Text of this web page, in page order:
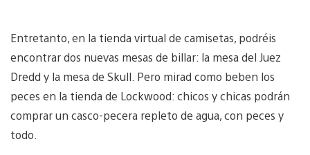
Entretanto, en la tienda virtual de camisetas, podréis
encontrar dos nuevas mesas de billar: la mesa del Juez
Dredd y la mesa de Skull. Pero mirad como beben los
peces en la tienda de Lockwood: chicos y chicas podrán
comprar un casco-pecera repleto de agua, con peces y
todo.